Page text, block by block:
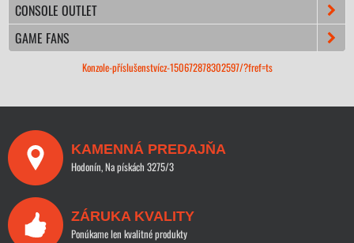
CONSOLE OUTLET
GAME FANS
Konzole-příslušenstvícz-150672878302597/?fref=ts
KAMENNÁ PREDAJŇA
Hodonín, Na pískách 3275/3
ZÁRUKA KVALITY
Ponúkame len kvalitné produkty